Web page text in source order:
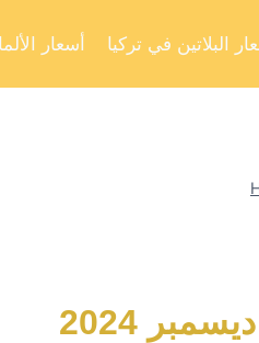
أسعار البلاتين في تركيا